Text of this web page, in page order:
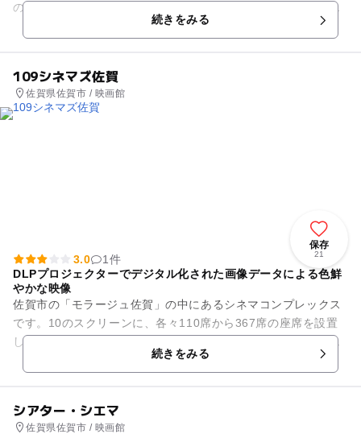
のがうれしいですね。子供と一緒に安心して過ごせる空間の提
供はもちろん、乳幼児親子や...続きをみる
109シネマズ佐賀
佐賀県佐賀市 / 映画館
保存
21
3.0
1件
DLPプロジェクターでデジタル化された画像データによる色鮮
やかな映像
佐賀市の「モラージュ佐賀」の中にあるシネマコンプレックス
です。10のスクリーンに、各々110席から367席の座席を設置
しています。全てのシアターに、ミニパーフォレーションスク
続きをみる
シアター・シエマ
佐賀県佐賀市 / 映画館